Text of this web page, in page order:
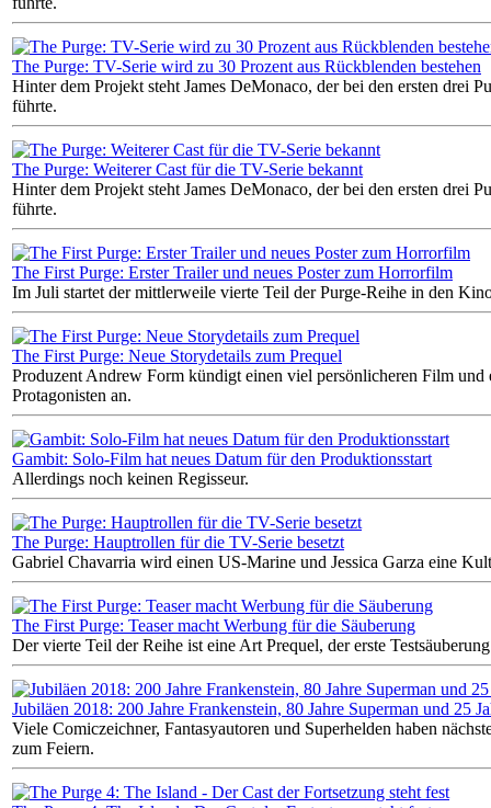
The Purge: TV-Serie wird zu 30 Prozent aus Rückblenden bestehen
Hinter dem Projekt steht James DeMonaco, der bei den ersten drei
führte.
The Purge: Weiterer Cast für die TV-Serie bekannt
Hinter dem Projekt steht James DeMonaco, der bei den ersten drei
führte.
The First Purge: Erster Trailer und neues Poster zum Horrorfilm
Im Juli startet der mittlerweile vierte Teil der Purge-Reihe in den
The First Purge: Neue Storydetails zum Prequel
Produzent Andrew Form kündigt einen viel persönlicheren Film und
Protagonisten an.
Gambit: Solo-Film hat neues Datum für den Produktionsstart
Allerdings noch keinen Regisseur.
The Purge: Hauptrollen für die TV-Serie besetzt
Gabriel Chavarria wird einen US-Marine und Jessica Garza eine
The First Purge: Teaser macht Werbung für die Säuberung
Der vierte Teil der Reihe ist eine Art Prequel, der erste
Jubiläen 2018: 200 Jahre Frankenstein, 80 Jahre Superman und 25
Viele Comiczeichner, Fantasyautoren und Superhelden haben
zum Feiern.